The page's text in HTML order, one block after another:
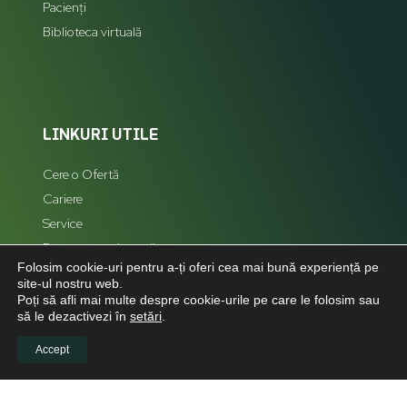
Pacienți
Biblioteca virtuală
LINKURI UTILE
Cere o Ofertă
Cariere
Service
Reprezentanți zonali
Hartă Site
LEGAL
Folosim cookie-uri pentru a-ți oferi cea mai bună experiență pe
site-ul nostru web.
Poți să afli mai multe despre cookie-urile pe care le folosim sau
să le dezactivezi în setări
Accept